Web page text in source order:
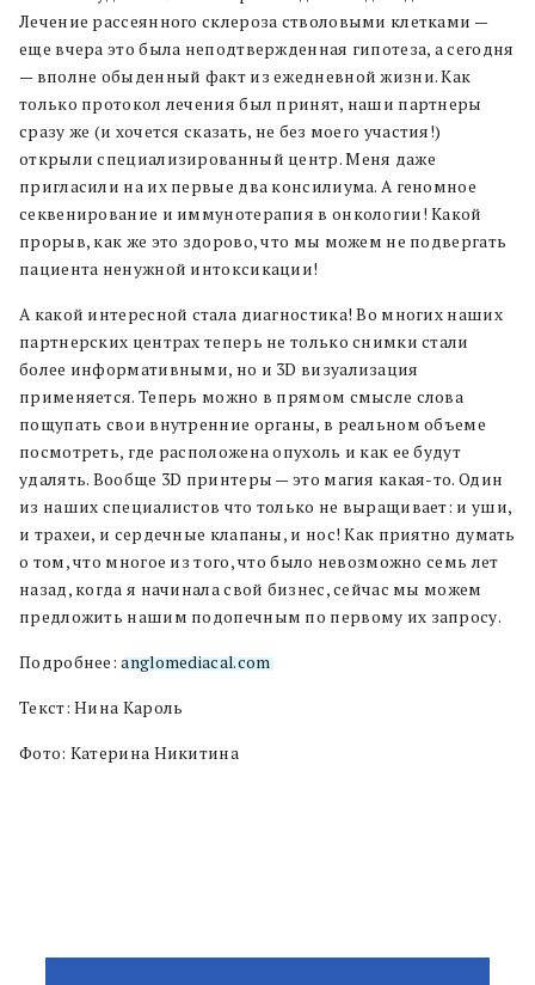
Лечение рассеянного склероза стволовыми клетками —
еще вчера это была неподтвержденная гипотеза, а сегодня
— вполне обыденный факт из ежедневной жизни. Как
только протокол лечения был принят, наши партнеры
сразу же (и хочется сказать, не без моего участия!)
открыли специализированный центр. Меня даже
пригласили на их первые два консилиума. А геномное
секвенирование и иммунотерапия в онкологии! Какой
прорыв, как же это здорово, что мы можем не подвергать
пациента ненужной интоксикации!
А какой интересной стала диагностика! Во многих наших
партнерских центрах теперь не только снимки стали
более информативными, но и 3D визуализация
применяется. Теперь можно в прямом смысле слова
пощупать свои внутренние органы, в реальном объеме
посмотреть, где расположена опухоль и как ее будут
удалять. Вообще 3D принтеры — это магия какая-то. Один
из наших специалистов что только не выращивает: и уши,
и трахеи, и сердечные клапаны, и нос! Как приятно думать
о том, что многое из того, что было невозможно семь лет
назад, когда я начинала свой бизнес, сейчас мы можем
предложить нашим подопечным по первому их запросу.
Подробнее:anglomediacal.com
Текст: Нина Кароль
Фото: Катерина Никитина